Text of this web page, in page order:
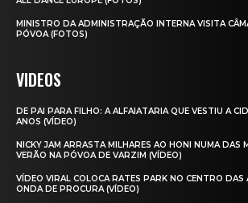
MINISTRO DA ADMINISTRAÇÃO INTERNA VISITA
PÓVOA (FOTOS)
VIDEOS
DE PAI PARA FILHO: A ALFAIATARIA QUE VESTIU A
ANOS (VÍDEO)
NICKY JAM ARRASTA MILHARES AO HONI NUMA DAS
VERÃO NA PÓVOA DE VARZIM (VÍDEO)
VÍDEO VIRAL COLOCA RATES PARK NO CENTRO DAS
ONDA DE PROCURA (VÍDEO)